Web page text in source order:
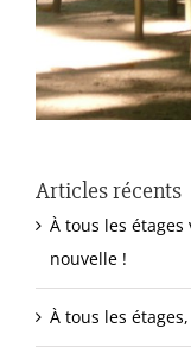
Articles récents
À tous les
nouvelle !
À tous les